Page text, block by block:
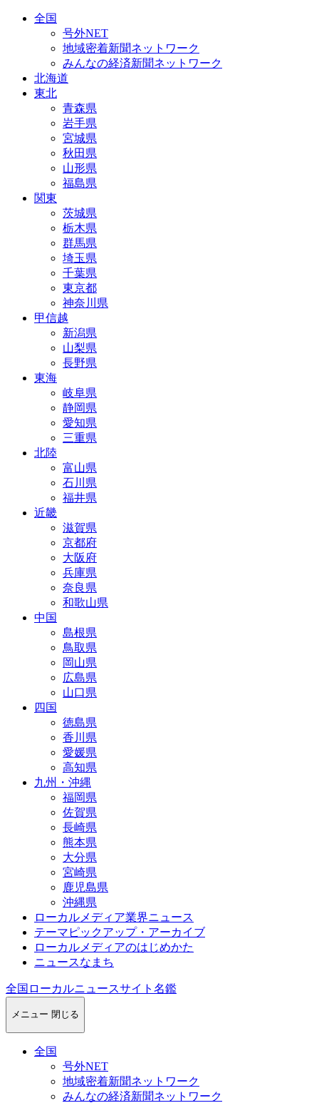
全国
号外NET
地域密着新聞ネットワーク
みんなの経済新聞ネットワーク
北海道
東北
青森県
岩手県
宮城県
秋田県
山形県
福島県
関東
茨城県
栃木県
群馬県
埼玉県
千葉県
東京都
神奈川県
甲信越
新潟県
山梨県
長野県
東海
岐阜県
静岡県
愛知県
三重県
北陸
富山県
石川県
福井県
近畿
滋賀県
京都府
大阪府
兵庫県
奈良県
和歌山県
中国
島根県
鳥取県
岡山県
広島県
山口県
四国
徳島県
香川県
愛媛県
高知県
九州・沖縄
福岡県
佐賀県
長崎県
熊本県
大分県
宮崎県
鹿児島県
沖縄県
ローカルメディア業界ニュース
テーマピックアップ・アーカイブ
ローカルメディアのはじめかた
ニュースなまち
全国ローカルニュースサイト名鑑
メニュー 閉じる
全国
号外NET
地域密着新聞ネットワーク
みんなの経済新聞ネットワーク